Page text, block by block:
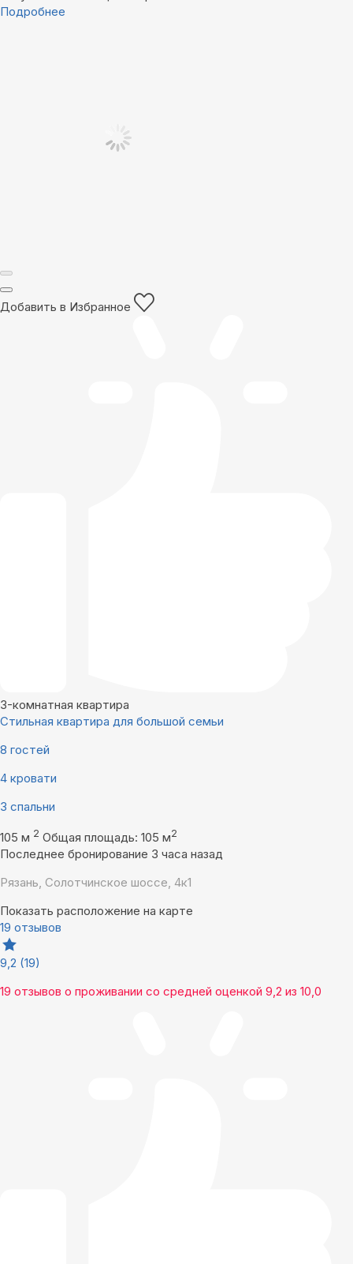
Подробнее
Добавить в Избранное
3-комнатная квартира
Стильная квартира для большой семьи
8 гостей
4 кровати
3 спальни
105 м 2 Общая площадь: 105 м2
Последнее бронирование 3 часа назад
Рязань, Солотчинское шоссе, 4к1
Показать расположение на карте
19 отзывов
9,2 (19)
19 отзывов о проживании со средней оценкой 9,2 из 10,0